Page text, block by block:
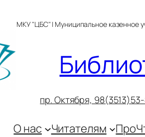
МКУ "ЦБС" | Муниципальное казенное
пр. Октября, 9
О нас Читателям